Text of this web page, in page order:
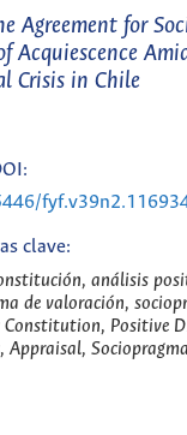
Agreement for
Crisis in Chile
clave:
análisis
de valoración,
Positive
Appraisal,